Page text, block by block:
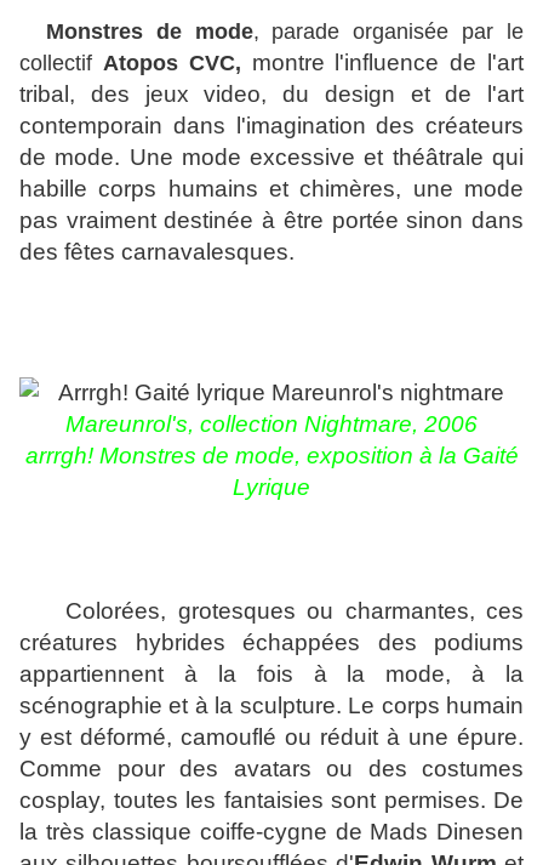
Monstres de mode, parade organisée par le
collectif Atopos CVC, montre l'influence de l'art
tribal, des jeux video, du design et de l'art
contemporain dans l'imagination des créateurs
de mode. Une mode excessive et théâtrale qui
habille corps humains et chimères, une mode
pas vraiment destinée à être portée sinon dans
des fêtes carnavalesques.
Mareunrol's, collection Nightmare, 2006
arrrgh! Monstres de mode, exposition à la Gaité
Lyrique
Colorées, grotesques ou charmantes, ces
créatures hybrides échappées des podiums
appartiennent à la fois à la mode, à la
scénographie et à la sculpture. Le corps humain
y est déformé, camouflé ou réduit à une épure.
Comme pour des avatars ou des costumes
cosplay, toutes les fantaisies sont permises. De
la très classique coiffe-cygne de Mads Dinesen